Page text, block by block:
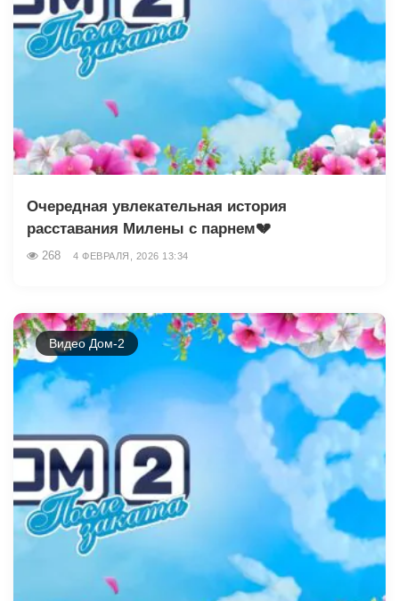
Очередная увлекательная история
расставания Милены с парнем💔
268 4 ФЕВРАЛЯ, 2026 13:34
Видео Дом-2